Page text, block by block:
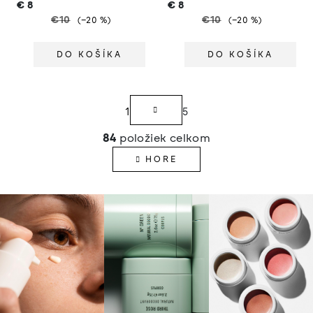
KRAFT BROWN
€8
€10
(–20 %)
DO KOŠÍKA
OATMEAL BROWN
€8
€10
(–20 %)
DO KOŠÍKA
O
v
á
d
a
c
i
e
S
t
r
á
n
k
o
v
a
i
e
1 5
84 položiek celkom
HORE